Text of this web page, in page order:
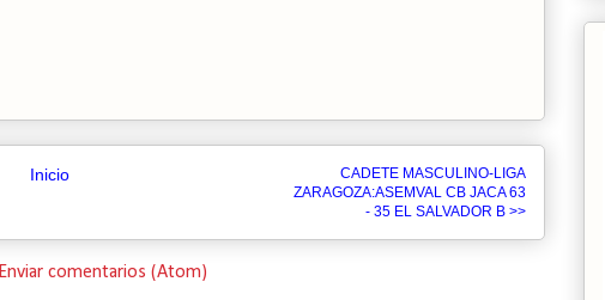
CADETE MASCULINO-LIGA
ZARAGOZA:ASEMVAL CB JACA 63
- 35 EL SALVADOR B >>
Inicio
Enviar comentarios (Atom)